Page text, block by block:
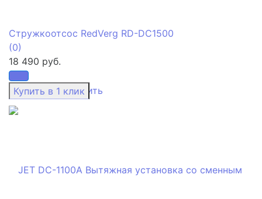
избранное сравнить
Стружкоотсос RedVerg RD-DC1500
(0)
18 490 руб.